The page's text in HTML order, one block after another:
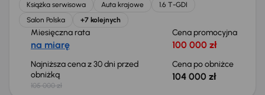
Książka serwisowa Auta krajowe
1.6 T-GDI
Salon Polska
+7 kolejnych
Miesięczna rata
na miarę
Cena promocyjna
100 000 zł
Najniższa cena z 30 dni przed
obniżką
105 000 zł
Cena po obniżce
104 000 zł